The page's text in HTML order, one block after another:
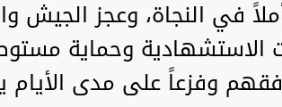
في النجاة، وعجز الجيش
الاستشهادية وحماية
وفزعاً على مدى